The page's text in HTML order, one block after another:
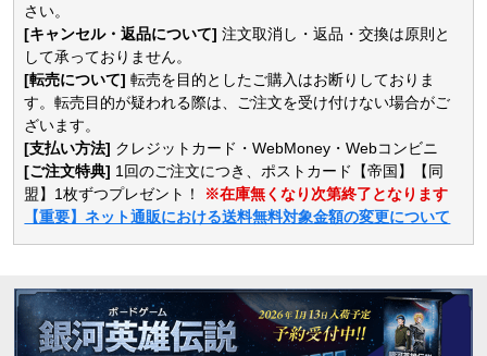
さい。
[キャンセル・返品について] 注文取消し・返品・交換は原則と
して承っておりません。
[転売について] 転売を目的としたご購入はお断りしておりま
す。転売目的が疑われる際は、ご注文を受け付けない場合がご
ざいます。
[支払い方法] クレジットカード・WebMoney・Webコンビニ
[ご注文特典] 1回のご注文につき、ポストカード【帝国】【同
盟】1枚ずつプレゼント！ ※在庫無くなり次第終了となります
【重要】ネット通販における送料無料対象金額の変更について